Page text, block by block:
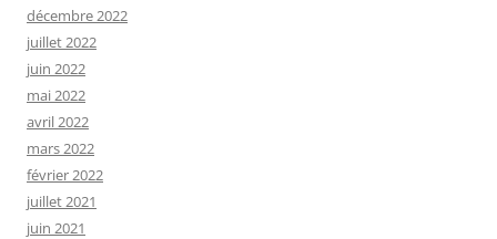
décembre 2022
juillet 2022
juin 2022
mai 2022
avril 2022
mars 2022
février 2022
juillet 2021
juin 2021